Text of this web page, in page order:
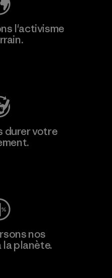
l'activisme
durer votre
nos
la planète.